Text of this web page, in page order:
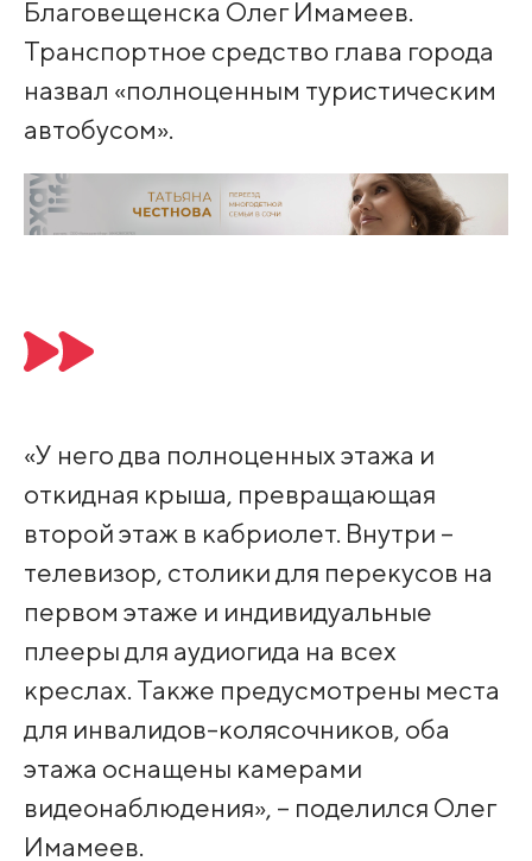
Благовещенска Олег Имамеев.
Транспортное средство глава города
назвал «полноценным туристическим
автобусом».
«У него два полноценных этажа и
откидная крыша, превращающая
второй этаж в кабриолет. Внутри –
телевизор, столики для перекусов на
первом этаже и индивидуальные
плееры для аудиогида на всех
креслах. Также предусмотрены места
для инвалидов-колясочников, оба
этажа оснащены камерами
видеонаблюдения», – поделился Олег
Имамеев.